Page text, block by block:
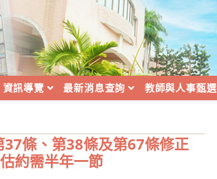
資訊導覽 最新消息查詢 教師與人事甄選
條、第38條及第67條修正
約需半年一節